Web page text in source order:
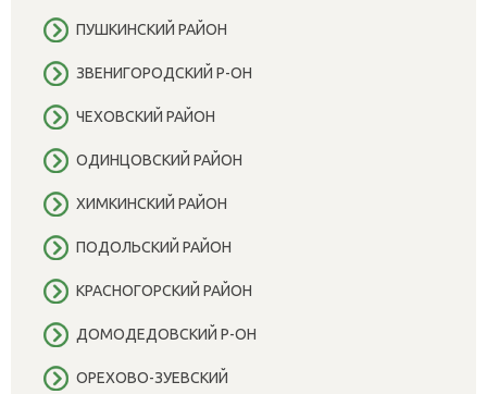
ПУШКИНСКИЙ РАЙОН
ЗВЕНИГОРОДСКИЙ Р-ОН
ЧЕХОВСКИЙ РАЙОН
ОДИНЦОВСКИЙ РАЙОН
ХИМКИНСКИЙ РАЙОН
ПОДОЛЬСКИЙ РАЙОН
КРАСНОГОРСКИЙ РАЙОН
ДОМОДЕДОВСКИЙ Р-ОН
ОРЕХОВО-ЗУЕВСКИЙ